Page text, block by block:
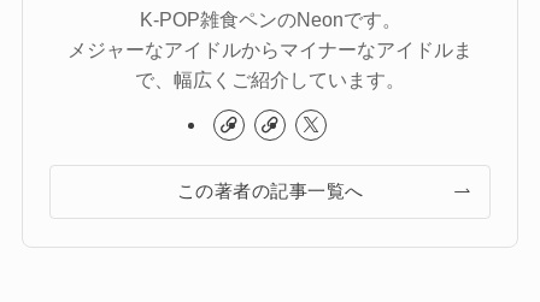
K-POP雑食ペンのNeonです。
メジャーなアイドルからマイナーなアイドルま
で、幅広くご紹介しています。
この著者の記事一覧へ